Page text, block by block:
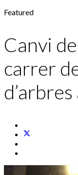
Featured
Canvi
carrer